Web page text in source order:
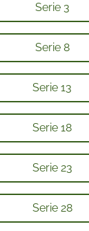
Serie 3
Serie 8
Serie 13
Serie 18
Serie 23
Serie 28